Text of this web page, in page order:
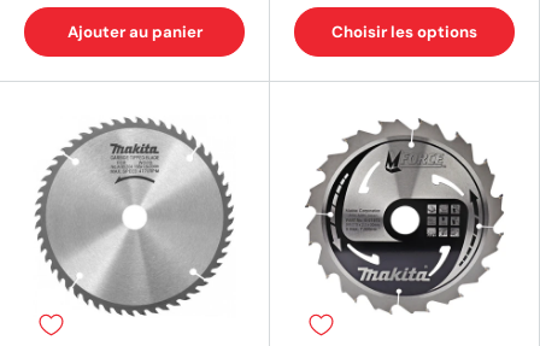
(1 avis)
Ajouter au panier (3
Choisir les options